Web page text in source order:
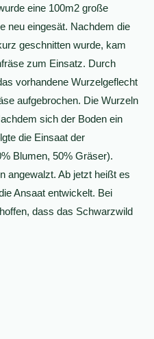
eine 100m2 große
neu eingesät. Nachdem die
geschnitten wurde, kam
zum Einsatz. Durch
vorhandene Wurzelgeflecht
aufgebrochen. Die Wurzeln
sich der Boden ein
die Einsaat der
Blumen, 50% Gräser).
angewalzt. Ab jetzt heißt es
Ansaat entwickelt. Bei
dass das Schwarzwild